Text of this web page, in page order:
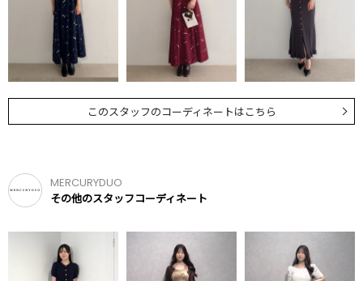
このスタッフのコーディネートはこちら
MERCURYDUO
その他のスタッフコーディネート